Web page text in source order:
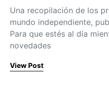
Una recopilación de los
mundo independiente,
Para que estés al día
novedades
View Post